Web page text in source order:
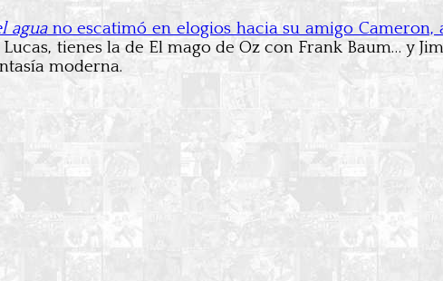
aguano escatimó en elogios hacia su amigo Cameron,
tienes la de El mago de Oz con Frank Baum… y
moderna.